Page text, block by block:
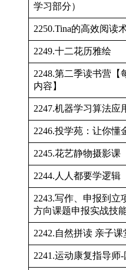
学习部分）
2250.Tina的高效阅读
2249.十二花历雅绘
2248.第二季读书营【
内容】
2247.机器学习算法应
2246.投学苑：让你懂
2245.花艺静物摄影课
2244.人人都要学逻辑
2243.写作、申报到立
方向课题申报实战技
2242.自然拼读 亲子课
2241.运动康复指导师